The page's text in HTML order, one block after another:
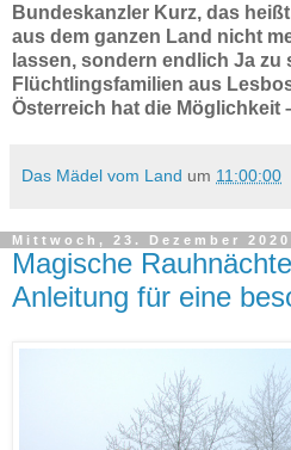
Bundeskanzler Kurz, das
aus dem ganzen Land nicht
lassen, sondern endlich Ja zu
Flüchtlingsfamilien aus
Österreich hat die Möglichkeit
Das Mädel vom Land um 11:00:00
Mittwoch, 23. Dezember 2020
Magische
Anleitung für eine